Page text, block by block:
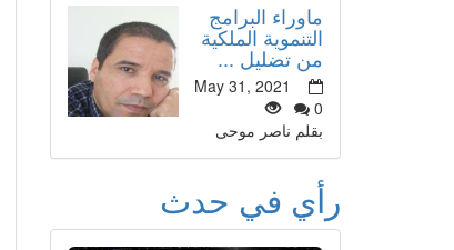
ماوراء البرامج
التنموية الملكية
من تضليل ...
May 31, 2021
0
بقلم ناصر موحى
رأي في حدث